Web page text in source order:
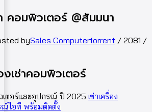
คอมพิวเตอร์ @สัมมนา
bySales Computerforrent / 2081 /
เช่าคอมพิวเตอร์
เตอร์และอุปกรณ์ ปี 2025 เช่าเครื่อง
ณ์ไอที พร้อมติดตั้ง